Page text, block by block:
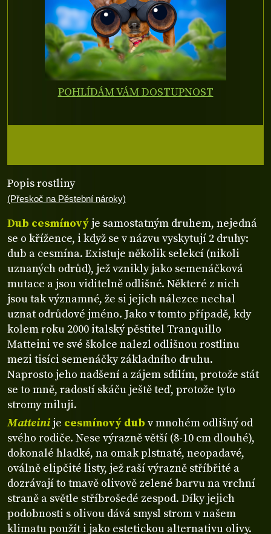
Popis rostliny
(Přeskoč na Pěstební nároky)
Dub cesmínový je samostatným druhem, nejedná
se o křížence, i když se v názvu vyskytují 2 druhy:
dub a cesmína. Existuje několik selekcí (nikoli
uznaných odrůd), jež vznikly jako semenáčková
mutace a jsou viditelně odlišné. Některé z nich
jsou tak významné, že si jejich nálezce nechal
uznat odrůdové jméno. Jako v tomto případě, kdy
kolem roku 2000 italský pěstitel Tranquillo
Matteini ve své školce nalezl odlišnou rostlinu
mezi tisíci semenáčky základního druhu.
Naprosto jeho nadšení a zájem sdílím, protože stát
se to mně, radostí skáču ještě teď, protože tyto
stromy miluji.
Matteini je cesmínový dub v mnohém odlišný od
svého rodiče. Nese výrazně větší (8-10 cm dlouhé),
dokonalé hladké, na omak plstnaté, neopadavé,
oválně elipčité listy, jež raší výrazně stříbřité a
dozrávají to tmavě olivově zelené barvu na vrchní
straně a světle stříbrošedé zespod. Díky jejich
podobnosti s olivou dává smysl strom v našem
klimatu použít i jako estetickou alternativu olivy.
POHLÍDÁM VÁM DOSTUPNOST